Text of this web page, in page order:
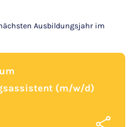
Ausbildungsjahr im
(m/w/d)